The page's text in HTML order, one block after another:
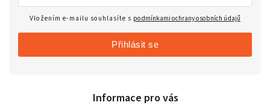
Vložením e-mailu souhlasíte s podmínkami ochrany osobních údajů
Přihlásit se
Informace pro vás